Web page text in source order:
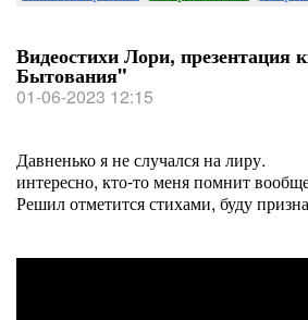
Видеостихи Лори, презентация
Бытования"
01-06-2023 12:15
Давненько я не случался на лиру.
интересно, кто-то меня помнит
Решил отметится стихами, буду